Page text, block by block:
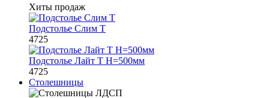
Хиты продаж
Подстолье Слим Т
4725
Подстолье Лайт Т H=500мм
4725
Столешницы